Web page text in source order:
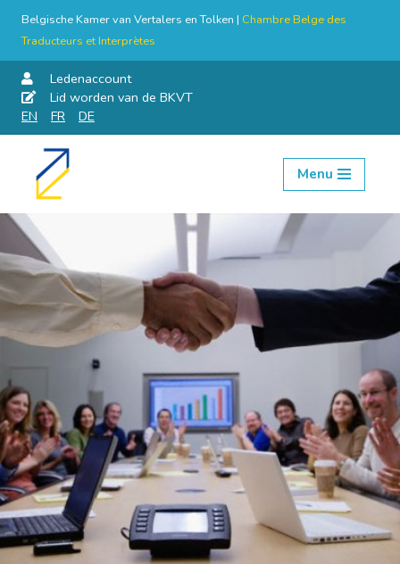
Belgische Kamer van Vertalers en Tolken | Chambre Belge des
Traducteurs et Interprètes
Ledenaccount
Lid worden van de BKVT
EN
FR DE
Skip
content
Menu